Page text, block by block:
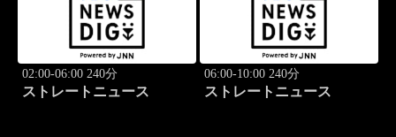
02:00-06:00 240分
ストレートニュース
06:00-10:00 240分
ストレートニュース